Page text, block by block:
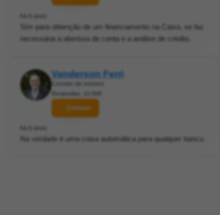
há 6 anos
SIm para obtenção de um financiamento na Caixa, se faz
necessária a abertura de conta e a análise de crédito.
Vanderson Ferri
Corretor de imóveis
Respostas: 10.068
Contatar
há 6 anos
Na verdade é uma coisa automática para qualquer banco.